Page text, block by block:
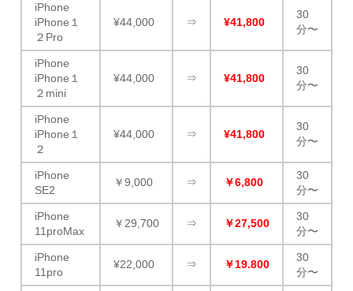
iPhone
iPhone１
２Pro
¥44,000 ⇒ ¥41,800
30
分〜
iPhone
iPhone１
２mini
¥44,000 ⇒ ¥41,800
30
分〜
iPhone
iPhone１
２
¥44,000 ⇒ ¥41,800
30
分〜
iPhone
SE2
￥9,000 ⇒ ￥6,800
30
分〜
iPhone
11proMax
￥29,700 ⇒ ￥27,500
30
分〜
iPhone
11pro
¥22,000 ⇒ ￥19.800
30
分〜